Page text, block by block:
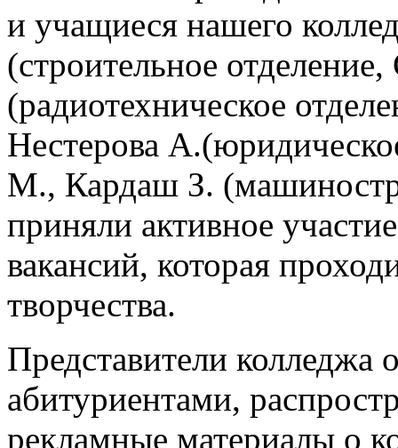
и учащиеся нашего
(строительное
(радиотехническое
Нестерова
М., Кардаш З.
приняли активное
вакансий, которая
творчества.
Представители
абитуриентами,
рекламные материалы о